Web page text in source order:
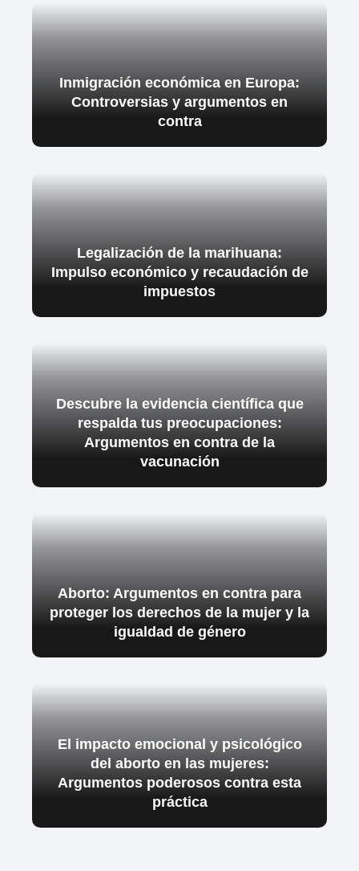
Inmigración económica en Europa:
Controversias y argumentos en
contra
Legalización de la marihuana:
Impulso económico y recaudación de
impuestos
Descubre la evidencia científica que
respalda tus preocupaciones:
Argumentos en contra de la
vacunación
Aborto: Argumentos en contra para
proteger los derechos de la mujer y la
igualdad de género
El impacto emocional y psicológico
del aborto en las mujeres:
Argumentos poderosos contra esta
práctica